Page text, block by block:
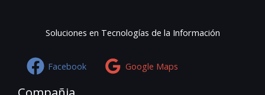
Soluciones en Tecnologías de la Información
Facebook Google Maps